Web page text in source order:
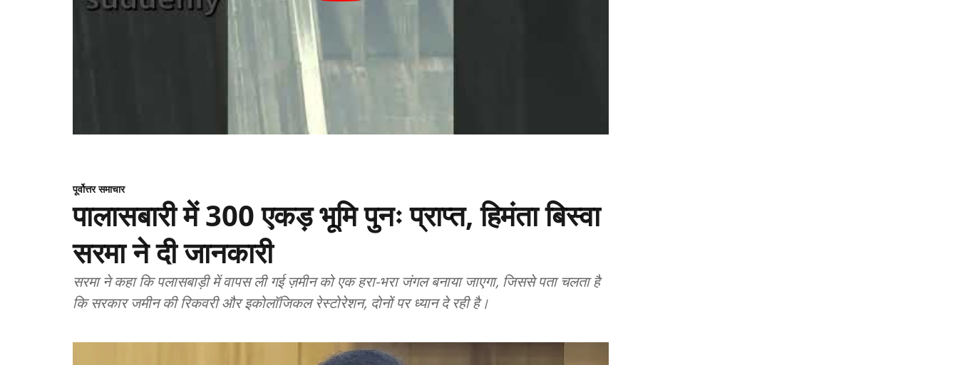
पूर्वोत्तर समाचार
पालासबारी में 300 एकड़ भूमि पुनः प्राप्त, हिमंता बिस्वा
सरमा ने दी जानकारी
सरमा ने कहा कि पलासबाड़ी में वापस ली गई ज़मीन को एक हरा-भरा जंगल बनाया जाएगा, जिससे पता चलता है
कि सरकार जमीन की रिकवरी और इकोलॉजिकल रेस्टोरेशन, दोनों पर ध्यान दे रही है।